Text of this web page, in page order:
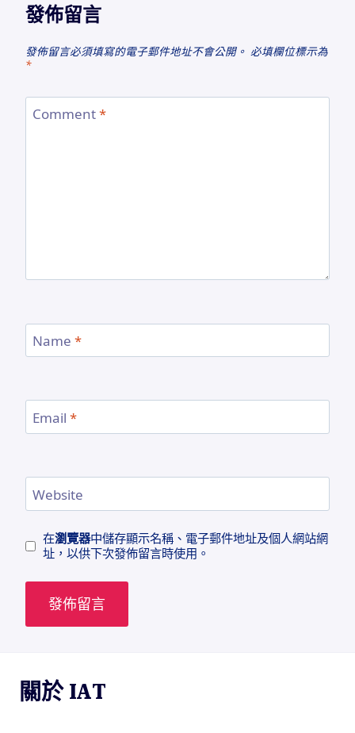
發佈留言
發佈留言必須填寫的電子郵件地址不會公開。 必填欄位標示為
*
Comment*
Name *
Email *
Website
在瀏覽器中儲存顯示名稱、電子郵件地址及個人網站網
址，以供下次發佈留言時使用。
關於 IAT